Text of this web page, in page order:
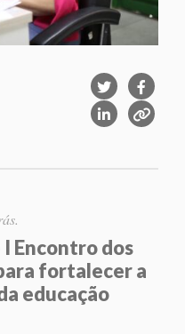
Encontro dos
fortalecer a
educação